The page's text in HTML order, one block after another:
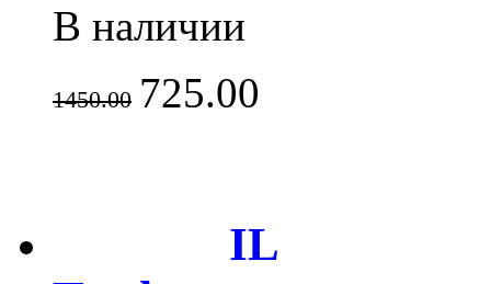
В наличии
1450.00 725.00
IL